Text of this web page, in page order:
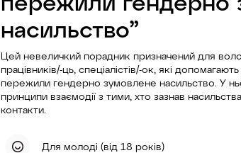
насильство”
Цей невеличкий порадник призначений для
працівників/-ць, спеціалістів/-ок, які
пережили гендерно зумовлене насильство. У
принципи взаємодії з тими, хто зазнав
контакти.
Для молоді (від 18 років)